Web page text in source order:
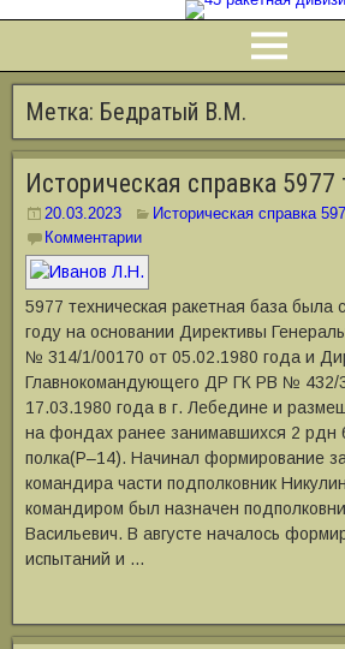
Метка: Бедратый В.М.
Историческая справка 5977
20.03.2023
Историческая справка
Комментарии
5977 техническая ракетная база была
году на основании Директивы
№ 314/1/00170 от 05.02.1980 года и
Главнокомандующего ДР ГК РВ № 432/
17.03.1980 года в г. Лебедине и
на фондах ранее занимавшихся 2 рдн
полка(Р–14). Начинал формирование
командира части подполковник
командиром был назначен
Васильевич. В августе началось
испытаний и …